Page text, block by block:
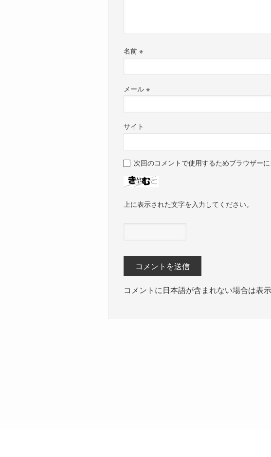
名前※
メール※
サイト
次回のコメントで使用するためブラウザー
上に表示された文字を入力してください。
コメントに日本語が含まれない場合は表